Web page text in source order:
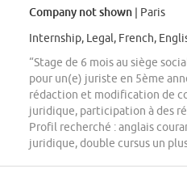
Company not shown | Paris
Internship, Legal, French,
“Stage de 6 mois au siège
pour un(e) juriste en 5ème
rédaction et modification de
juridique, participation à des
Profil recherché : anglais
juridique, double cursus un